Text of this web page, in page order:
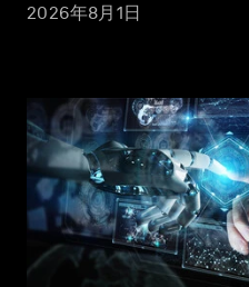
2026年8月1日